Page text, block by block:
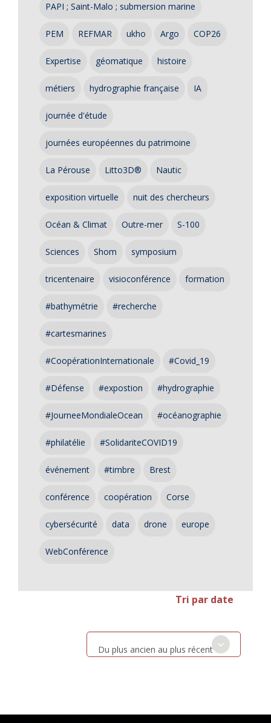
PAPI ; Saint-Malo ; submersion marine
PEM REFMAR ukho Argo COP26
Expertise géomatique histoire
métiers hydrographie française IA
journée d'étude
journées européennes du patrimoine
La Pérouse Litto3D® Nautic
exposition virtuelle nuit des chercheurs
Océan & Climat Outre-mer S-100
Sciences Shom symposium
tricentenaire visioconférence formation
#bathymétrie #recherche
#cartesmarines
#CoopérationInternationale #Covid_19
#Défense #expostion #hydrographie
#JourneeMondialeOcean #océanographie
#philatélie #SolidariteCOVID19
événement #timbre Brest
conférence coopération Corse
cybersécurité data drone europe
WebConférence
Tri par date
Du plus ancien au plus récent